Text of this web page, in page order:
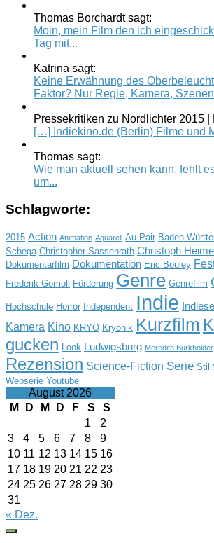
Thomas Borchardt sagt:
Moin, mein Film den ich
Tag mit...
Katrina sagt:
Keine Erwähnung des
Faktor? Nur Regie, Kamera,
Pressekritiken zu Nordlichter 2015 |
[…] Indiekino.de (Berlin) Filme und
Thomas sagt:
Wie man aktuell sehen kann, fehlt
um...
Schlagworte:
2015 Action Animation Aquarell Au Pair Baden-
Schega Christopher Sassenrath Christoph
Dokumentarfilm Dokumentation Eric Bouley
Frederik Gomoll
Förderung Genre Genrefilm
Hochschule Horror Independent Indie
Kamera Kino KRYO Kryonik Kurzfilm
gucken
Look Ludwigsburg Meredith Burkholder
Rezension Science-Fiction Serie Stil
Webserie Youtube
August 2026
M
D M D F S
S
1
2
3
4 5 6 7 8
9
10 11 12 13 14 15 16
17 18 19 20 21 22 23
24 25 26 27 28 29 30
31
« Dez.